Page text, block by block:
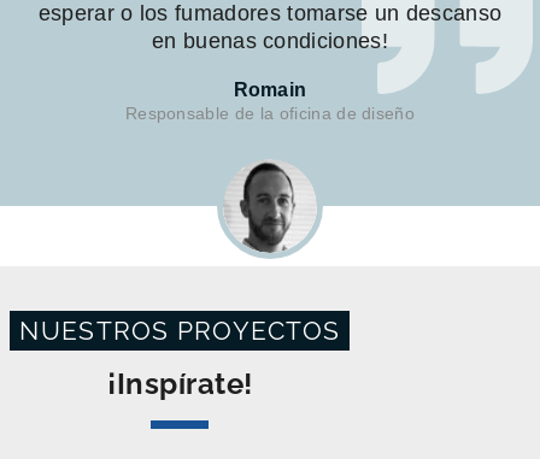
esperar o los fumadores tomarse un descanso
en buenas condiciones!
Romain
Responsable de la oficina de diseño
NUESTROS PROYECTOS
¡Inspírate!